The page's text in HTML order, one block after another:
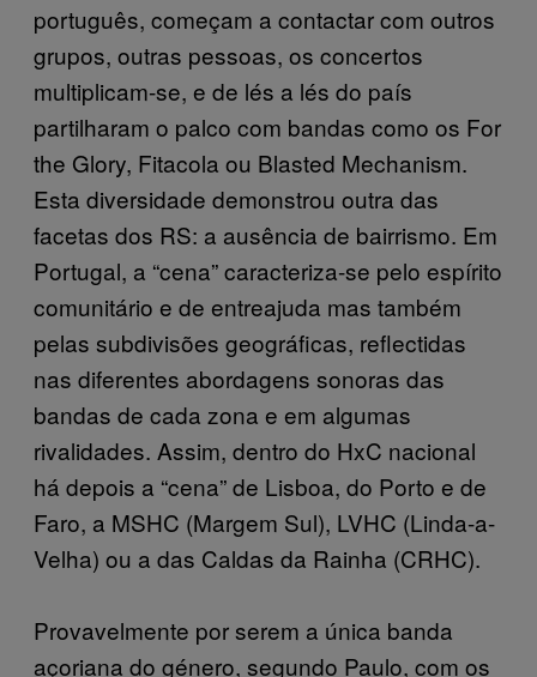
português, começam a contactar com outros
grupos, outras pessoas, os concertos
multiplicam-se, e de lés a lés do país
partilharam o palco com bandas como os For
the Glory, Fitacola ou Blasted Mechanism.
Esta diversidade demonstrou outra das
facetas dos RS: a ausência de bairrismo. Em
Portugal, a “cena” caracteriza-se pelo espírito
comunitário e de entreajuda mas também
pelas subdivisões geográficas, reflectidas
nas diferentes abordagens sonoras das
bandas de cada zona e em algumas
rivalidades. Assim, dentro do HxC nacional
há depois a “cena” de Lisboa, do Porto e de
Faro, a MSHC (Margem Sul), LVHC (Linda-a-
Velha) ou a das Caldas da Rainha (CRHC).
Provavelmente por serem a única banda
açoriana do género, segundo Paulo, com os